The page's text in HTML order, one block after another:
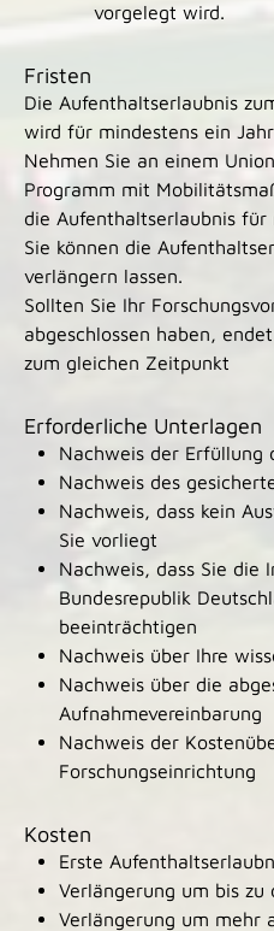
vorgelegt wird.
Fristen
Die Aufenthaltserlaubnis
wird für mindestens ein
Nehmen Sie an einem
Programm mit
die Aufenthaltserlaubnis für
Sie können die
verlängern lassen.
Sollten Sie Ihr
abgeschlossen haben,
zum gleichen Zeitpunkt
Erforderliche Unterlagen
Nachweis der Erfüllung
Nachweis des
Nachweis, dass kein
Sie vorliegt
Nachweis, dass Sie die
Bundesrepublik
beeinträchtigen
Nachweis über Ihre
Nachweis über die
Aufnahmevereinbarung
Nachweis der
Forschungseinrichtung
Kosten
Erste
Verlängerung um bis
Verlängerung um mehr